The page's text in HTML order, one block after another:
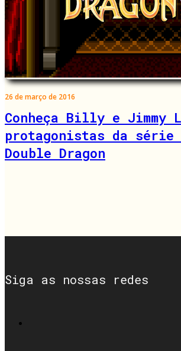
26 de março de 2016
Conheça Billy e Jimmy
protagonistas da série
Double Dragon
Siga as nossas redes